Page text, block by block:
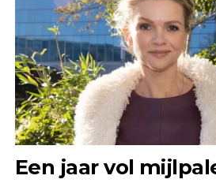
Een jaar vol